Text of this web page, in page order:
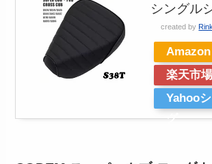
シングル
created by
Amazon
楽天市場
Yahoo
グ